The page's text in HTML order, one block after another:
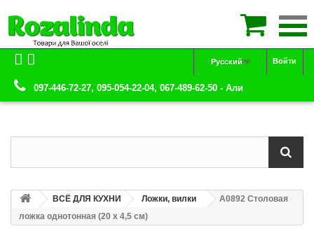
Войти
Русский
097-446-72-27, 095-054-22-04, 067-489-62-50 - Али
ВСЁ ДЛЯ КУХНИ Ложки, вилки
А0892 Столовая
ложка однотонная (20 х 4,5 см)
